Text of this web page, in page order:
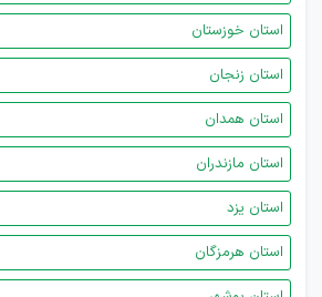
استان خوزستان
استان زنجان
استان همدان
استان مازندران
استان یزد
استان هرمزگان